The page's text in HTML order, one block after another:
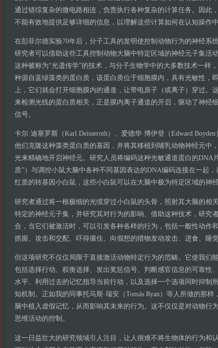
通过错综复杂的微电路相连，负责执行各种复杂的计算任务。因此
不能有效地提供足够详细的信息，以理解这些计算如何在认知操作
在彭菲尔德实验70年后，分子工具的发明使控制动物行为的神经系
研究者可以借助这些工具控制动物大脑中特定区域的神经元子集活
这种被称为“光遗传学”的技术，与分子生物学中的大多数技术一样
种源自蓝绿藻类的蛋白质，该蛋白质位于细胞膜内，具有光敏性，
上，它们就会打开细胞膜内的通道，让带电原子（或离子）穿过。
来检测光线的蛋白质相关，正是膜内离子通道的开启，驱动了神经
信号。
卡尔·迪塞罗斯（Karl Deisseroth）、爱德华·博伊登（Edward
他们克隆这种藻类蛋白质的基因，并将其移植到哺乳动物神经元中
光来精确地开启神经元。研究人员将编码这种光敏通道蛋白的DNA
质”）与调控小鼠大脑中各种不同基因表达的DNA编码连接在一起
红质的转基因小白鼠，这些小白鼠可以在大脑中极为特定区域的神
研究者通过将一根极细的光缆穿过小白鼠的头骨，照射其大脑的相
特定的神经元子集，并研究其对行为的影响。借助这种技术，研究
合，当它们被激活时，可以引发各种各样的行为，包括一般性动作
抓握、攻击和交配、吓得僵住、向假想的猎物发动攻击、进食、睡
但这项研究不仅仅局限于直接激活动物特定行为的范畴。它使我们
包括选择行动、权衡选择、发出奖惩信号、判断感官信息的可靠性
水平、利用过去的记忆指导当前行动，以及选择一个选项同时抑制
知机制。正如我的同事托马斯·瑞安（Tomás Ryan）等人所做的那
脑中植入虚假记忆，从而影响其未来的行为。这不仅仅是对动物行
思维活动的控制。
这一日益壮大的研究领域引人注目，让人很难不将生物体的行为和